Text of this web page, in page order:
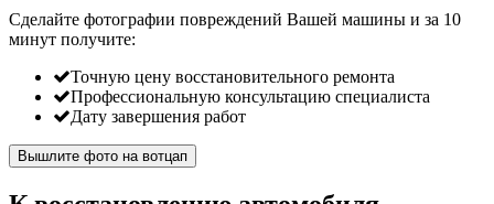
Сделайте фотографии повреждений Вашей машины и за 10
минут получите:
Точную цену восстановительного ремонта
Профессиональную консультацию специалиста
Дату завершения работ
Вышлите фото на вотцап